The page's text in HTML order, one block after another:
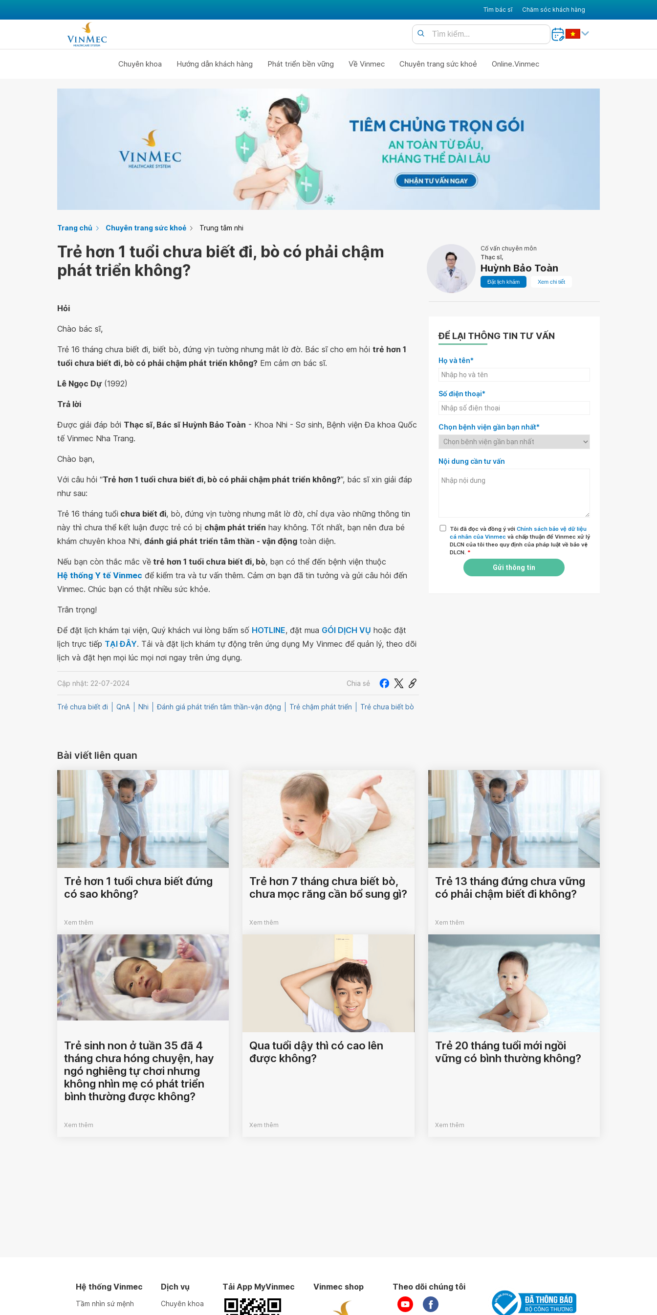
Tìm bác sĩ Chăm sóc khách hàng
Chuyên khoa Hướng dẫn khách hàng Phát triển bền vững Về Vinmec Chuyên trang sức khoẻ Online.Vinmec
Trang chủ Chuyên trang sức khoẻ Trung tâm nhi
Trẻ hơn 1 tuổi chưa biết đi, bò có phải chậm
phát triển không?
Cố vấn chuyên môn
Thạc sĩ,
Huỳnh Bảo Toàn
Đặt lịch khám Xem chi tiết
Hỏi
Chào bác sĩ,
Trẻ 16 tháng chưa biết đi, biết bò, đứng vịn tường nhưng mắt lờ đờ. Bác sĩ cho em hỏi trẻ hơn 1
tuổi chưa biết đi, bò có phải chậm phát triển không? Em cảm ơn bác sĩ.
Lê Ngọc Dự(1992)
Trả lời
Được giải đáp bởi Thạc sĩ, Bác sĩ Huỳnh Bảo Toàn - Khoa Nhi - Sơ sinh, Bệnh viện Đa khoa Quốc
tế Vinmec Nha Trang.
Chào bạn,
Với câu hỏi “Trẻ hơn 1 tuổi chưa biết đi, bò có phải chậm phát triển không?”, bác sĩ xin giải đáp
như sau:
Trẻ 16 tháng tuổi chưa biết đi, bò, đứng vịn tường nhưng mắt lờ đờ, chỉ dựa vào những thông tin
này thì chưa thể kết luận được trẻ có bị chậm phát triển hay không. Tốt nhất, bạn nên đưa bé
khám chuyên khoa Nhi, đánh giá phát triển tâm thần - vận động toàn diện.
Nếu bạn còn thắc mắc về trẻ hơn 1 tuổi chưa biết đi, bò, bạn có thể đến bệnh viện thuộc
Hệ thống Y tế Vinmec để kiểm tra và tư vấn thêm. Cảm ơn bạn đã tin tưởng và gửi câu hỏi đến
Vinmec. Chúc bạn có thật nhiều sức khỏe.
Trân trọng!
Để đặt lịch khám tại viện, Quý khách vui lòng bấm số HOTLINE, đặt mua GÓI DỊCH VỤ hoặc đặt
lịch trực tiếp TẠI ĐÂY. Tải và đặt lịch khám tự động trên ứng dụng My Vinmec để quản lý, theo dõi
lịch và đặt hẹn mọi lúc mọi nơi ngay trên ứng dụng.
Cập nhật: 22-07-2024 Chia sẻ
Trẻ chưa biết đi QnA Nhi Đánh giá phát triển tâm thần-vận động Trẻ chậm phát triển Trẻ chưa biết bò
ĐỂ LẠI THÔNG TIN TƯ VẤN
Họ và tên*
Số điện thoại*
Chọn bệnh viện gần bạn nhất*
Nội dung cần tư vấn
Tôi đã đọc và đồng ý với Chính sách bảo vệ dữ liệu
cá nhân của Vinmec và chấp thuận để Vinmec xử lý
DLCN của tôi theo quy định của pháp luật về bảo vệ
DLCN. *
Gửi thông tin
Bài viết liên quan
Trẻ hơn 1 tuổi chưa biết đứng
có sao không?
Xem thêm
Trẻ hơn 7 tháng chưa biết bò,
chưa mọc răng cần bổ sung gì?
Xem thêm
Trẻ 13 tháng đứng chưa vững
có phải chậm biết đi không?
Xem thêm
Trẻ sinh non ở tuần 35 đã 4
tháng chưa hóng chuyện, hay
ngó nghiêng tự chơi nhưng
không nhìn mẹ có phát triển
bình thường được không?
Xem thêm
Qua tuổi dậy thì có cao lên
được không?
Xem thêm
Trẻ 20 tháng tuổi mới ngồi
vững có bình thường không?
Xem thêm
Hệ thống Vinmec
Tầm nhìn sứ mệnh
Dịch vụ
Chuyên khoa
Tải App MyVinmec Vinmec shop Theo dõi chúng tôi